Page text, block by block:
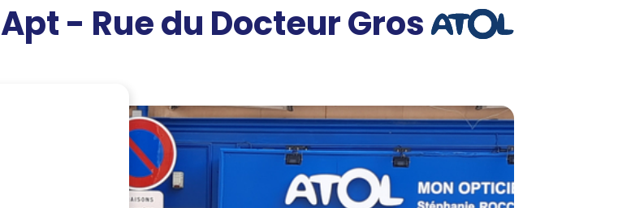
Apt - Rue du Docteur Gros